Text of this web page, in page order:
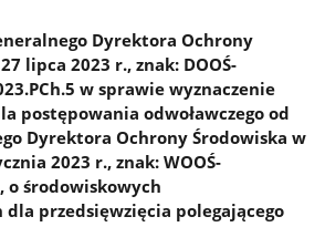
Dyrektora Ochrony
lipca 2023 r., znak: DOOŚ-
w sprawie wyznaczenie
postępowania odwoławczego od
Dyrektora Ochrony Środowiska w
2023 r., znak: WOOŚ-
o środowiskowych
przedsięwzięcia polegającego